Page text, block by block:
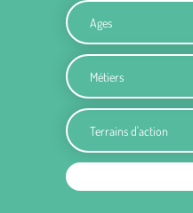
Ages
Métiers
Terrains d'action